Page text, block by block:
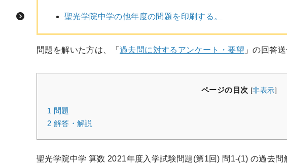
聖光学院中学の他年度の問題を印刷する。
問題を解いた方は、「 過去問に対するアンケート・要望 」の回答
ページの目次 [非表示]
1 問題
2 解答・解説
聖光学院中学 算数 2021年度入学試験問題(第1回) 問1-(1) の過去問